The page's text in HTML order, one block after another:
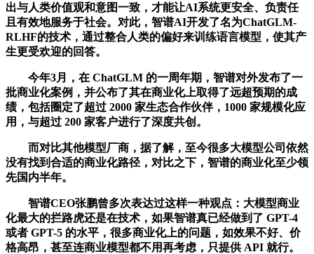
出与人类价值观和意图一致，才能让AI系统更安全、负责任
且有效地服务于社会。对此，智谱AI开发了名为ChatGLM-
RLHF的技术，通过整合人类的偏好来训练语言模型，使其产
生更受欢迎的回答。
今年3月，在 ChatGLM 的一周年期，智谱对外发布了一
批商业化案例，并公布了其在商业化上取得了远超预期的成
绩，包括圈定了超过 2000 家生态合作伙伴，1000 家规模化应
用，与超过 200 家客户进行了深度共创。
而对比其他模型厂商，据了解，至今很多大模型公司依然
没有找到合适的商业化路径，对比之下，智谱的商业化至少领
先国内半年。
智谱CEO张鹏曾多次表达过这样一种观点：大模型商业
化最大的拦路虎还是在技术，如果智谱真已经做到了 GPT-4
或者 GPT-5 的水平，很多商业化上的问题，如效果不好、价
格高昂，甚至连商业模型都不用再考虑，只提供 API 就行。